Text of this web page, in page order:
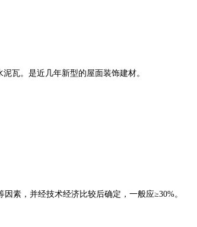
瓦。是近几年新型的屋面装饰建材。
素，并经技术经济比较后确定，一般应≥30%。